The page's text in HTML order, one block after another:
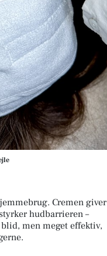
Cremen giver
hudbarrieren –
men meget effektiv,